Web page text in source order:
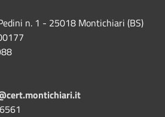
n. 1 - 25018 Montichiari (BS)